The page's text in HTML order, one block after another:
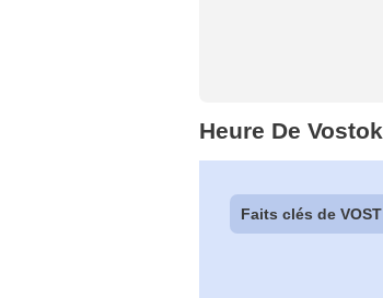
Heure De Vostok
Faits clés de VOST